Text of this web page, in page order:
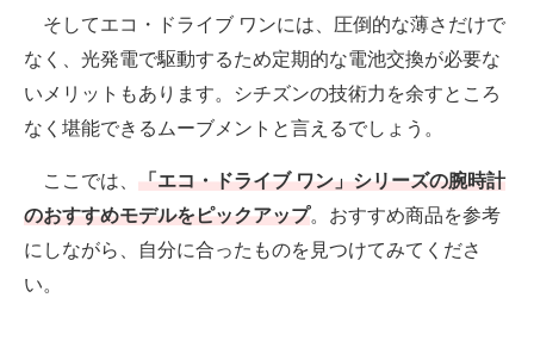
スマホと通信の最新トレンド
進化するPCとデバイスの未来
ビジネスと働き方のヒント
そしてエコ・ドライブ ワンには、圧倒的な薄さだけで
なく、光発電で駆動するため定期的な電池交換が必要な
いメリットもあります。シチズンの技術力を余すところ
なく堪能できるムーブメントと言えるでしょう。
ここでは、 「エコ・ドライブ ワン」シリーズの腕時計
のおすすめモデルをピックアップ。おすすめ商品を参考
にしながら、自分に合ったものを見つけてみてくださ
い。